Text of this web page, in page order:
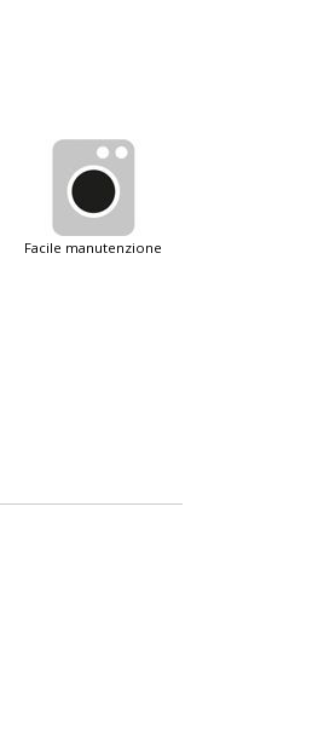
facile manutenzione